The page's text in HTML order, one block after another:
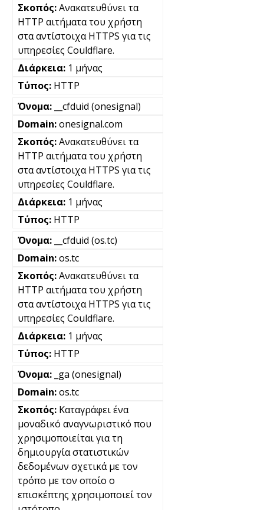
Ανακατευθύνει τα
HTTP αιτήματα του χρήστη
στα αντίστοιχα HTTPS για τις
υπηρεσίες Couldflare.
1 μήνας
HTTP
__cfduid (onesignal)
onesignal.com
Ανακατευθύνει τα
HTTP αιτήματα του χρήστη
στα αντίστοιχα HTTPS για τις
υπηρεσίες Couldflare.
1 μήνας
HTTP
__cfduid (os.tc)
os.tc
Ανακατευθύνει τα
HTTP αιτήματα του χρήστη
στα αντίστοιχα HTTPS για τις
υπηρεσίες Couldflare.
1 μήνας
HTTP
_ga (onesignal)
os.tc
Καταγράφει ένα
μοναδικό αναγνωριστικό που
χρησιμοποιείται για τη
δημιουργία στατιστικών
δεδομένων σχετικά με τον
τρόπο με τον οποίο ο
επισκέπτης χρησιμοποιεί τον